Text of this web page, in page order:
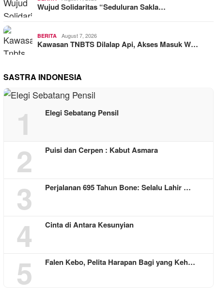
Wujud Solidaritas “Seduluran Sakla…
BERITA August 7, 2026
Kawasan TNBTS Dilalap Api, Akses Masuk W…
SASTRA INDONESIA
1 Elegi Sebatang Pensil
2 Puisi dan Cerpen : Kabut Asmara
3 Perjalanan 695 Tahun Bone: Selalu Lahir …
4 Cinta di Antara Kesunyian
5 Falen Kebo, Pelita Harapan Bagi yang Keh…